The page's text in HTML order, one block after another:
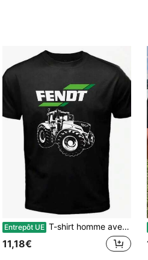
Entrepôt UE T-shirt homme avec imprimé tracteur FENDT - Maille respirante à séchage rapide, confort toute l'année, col rond lavable en machine, logo original, tissu résistant pour les sports d'été
11,18€